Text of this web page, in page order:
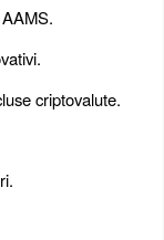
criptovalute.